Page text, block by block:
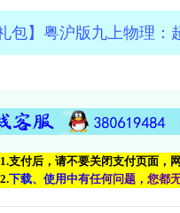
包】粤沪版九上物理
1.支付后，请不要关闭支付页面，
2.下载、 使用中有任何问题 ， 您都